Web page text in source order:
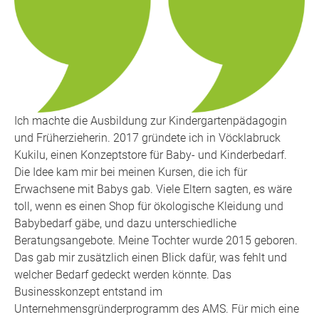
Ich machte die Ausbildung zur Kindergartenpädagogin
und Früherzieherin. 2017 gründete ich in Vöcklabruck
Kukilu, einen Konzeptstore für Baby- und Kinderbedarf.
Die Idee kam mir bei meinen Kursen, die ich für
Erwachsene mit Babys gab. Viele Eltern sagten, es wäre
toll, wenn es einen Shop für ökologische Kleidung und
Babybedarf gäbe, und dazu unterschiedliche
Beratungsangebote. Meine Tochter wurde 2015 geboren.
Das gab mir zusätzlich einen Blick dafür, was fehlt und
welcher Bedarf gedeckt werden könnte. Das
Businesskonzept entstand im
Unternehmensgründerprogramm des AMS. Für mich eine